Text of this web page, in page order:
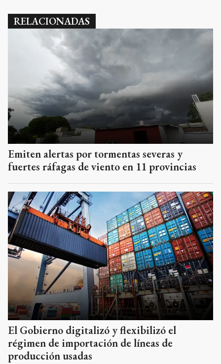
RELACIONADAS
Emiten alertas por tormentas severas y
fuertes ráfagas de viento en 11 provincias
El Gobierno digitalizó y flexibilizó el
régimen de importación de líneas de
producción usadas